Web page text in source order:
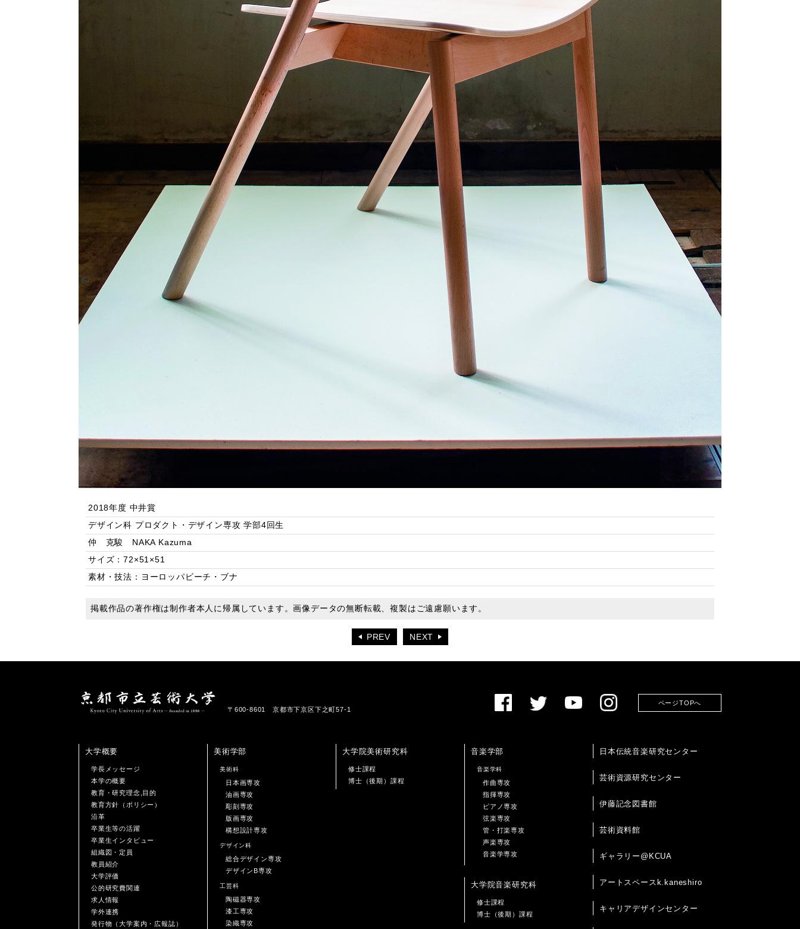
2018年度 中井賞
デザイン科 プロダクト・デザイン専攻 学部4回生
仲 克駿 NAKA Kazuma
サイズ：72×51×51
素材・技法：ヨーロッパビーチ・ブナ
掲載作品の著作権は制作者本人に帰属しています。画像データの無断転載、複製はご遠慮願います。
PREV NEXT
〒600-8601 京都市下京区下之町57-1
ページTOPへ
大学概要
学長メッセージ
本学の概要
教育・研究理念,目的
教育方針（ポリシー）
沿革
卒業生等の活躍
卒業生インタビュー
組織図・定員
教員紹介
大学評価
公的研究費関連
求人情報
学外連携
発行物（大学案内・広報誌）
美術学部
美術科
日本画専攻
油画専攻
彫刻専攻
版画専攻
構想設計専攻
デザイン科
総合デザイン専攻
デザインB専攻
工芸科
陶磁器専攻
漆工専攻
染織専攻
大学院美術研究科
修士課程
博士（後期）課程
音楽学部
音楽学科
作曲専攻
指揮専攻
ピアノ専攻
弦楽専攻
管・打楽専攻
声楽専攻
音楽学専攻
大学院音楽研究科
修士課程
博士（後期）課程
日本伝統音楽研究センター
芸術資源研究センター
伊藤記念図書館
芸術資料館
ギャラリー@KCUA
アートスペースk.kaneshiro
キャリアデザインセンター